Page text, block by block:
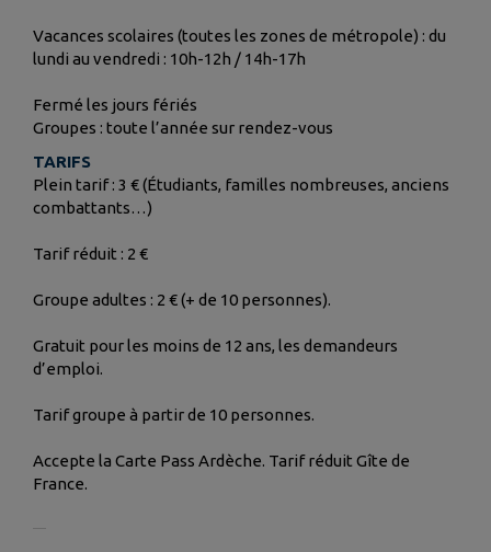
Vacances scolaires (toutes les zones de métropole) : du
lundi au vendredi : 10h-12h / 14h-17h
Fermé les jours fériés
Groupes : toute l’année sur rendez-vous
TARIFS
Plein tarif : 3 € (Étudiants, familles nombreuses, anciens
combattants…)
Tarif réduit : 2 €
Groupe adultes : 2 € (+ de 10 personnes).
Gratuit pour les moins de 12 ans, les demandeurs
d’emploi.
Tarif groupe à partir de 10 personnes.
Accepte la Carte Pass Ardèche. Tarif réduit Gîte de
France.